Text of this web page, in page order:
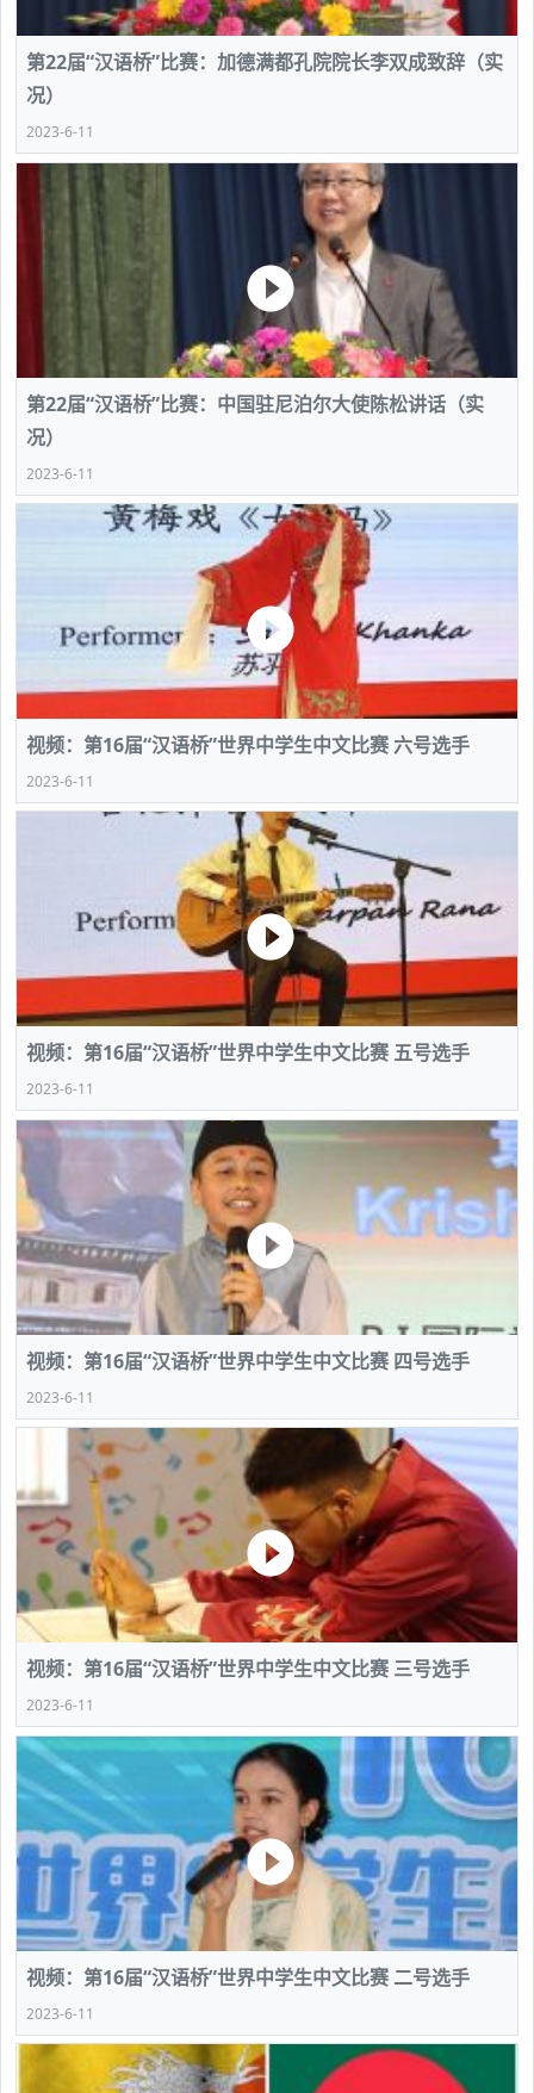
第22届“汉语桥”比赛：加德满都孔院院长李双成致辞（实
况）
2023-6-11
第22届“汉语桥”比赛：中国驻尼泊尔大使陈松讲话（实
况）
2023-6-11
视频：第16届“汉语桥”世界中学生中文比赛 六号选手
2023-6-11
视频：第16届“汉语桥”世界中学生中文比赛 五号选手
2023-6-11
视频：第16届“汉语桥”世界中学生中文比赛 四号选手
2023-6-11
视频：第16届“汉语桥”世界中学生中文比赛 三号选手
2023-6-11
视频：第16届“汉语桥”世界中学生中文比赛 二号选手
2023-6-11